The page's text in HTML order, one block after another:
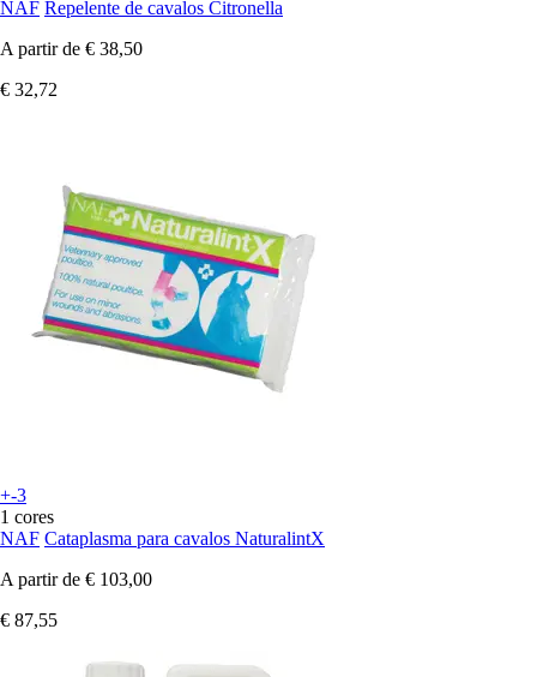
NAF Repelente de cavalos Citronella
A partir de € 38,50
€ 32,72
+-3
1 cores
NAF Cataplasma para cavalos NaturalintX
A partir de € 103,00
€ 87,55